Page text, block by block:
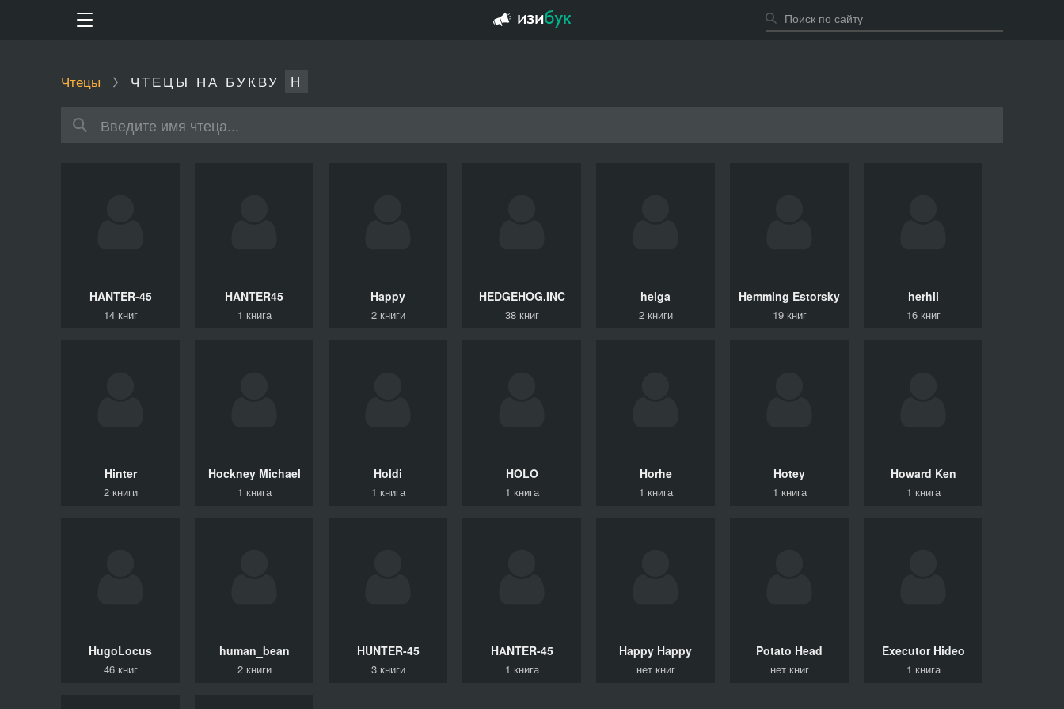
Чтецы ЧТЕЦЫ НА БУКВУ H
HANTER-45
14 книг
HANTER45
1 книга
Happy
2 книги
HEDGEHOG.INC
38 книг
helga
2 книги
Hemming Estorsky
19 книг
herhil
16 книг
Hinter
2 книги
Hockney Michael
1 книга
Holdi
1 книга
HOLO
1 книга
Horhe
1 книга
Hotey
1 книга
Howard Ken
1 книга
HugoLocus
46 книг
human_bean
2 книги
HUNTER-45
3 книги
HАNTER-45
1 книга
Happy Happy
нет книг
Potato Head
нет книг
Executor Hideo
1 книга